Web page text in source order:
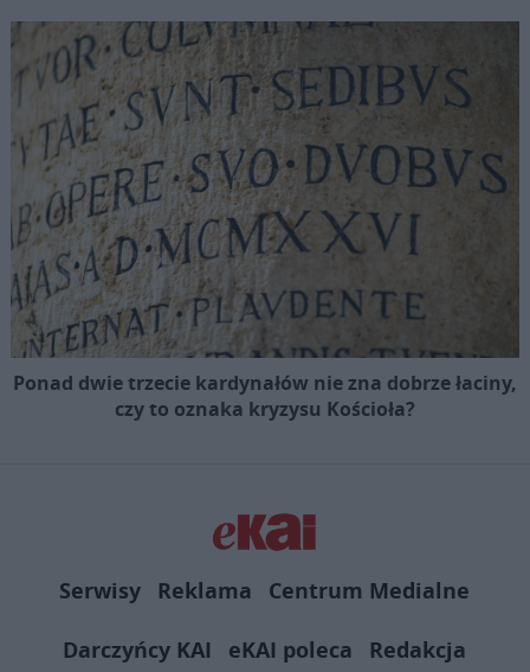
Ponad dwie trzecie kardynałów nie zna dobrze łaciny,
czy to oznaka kryzysu Kościoła?
Serwisy Reklama
Centrum Medialne
Darczyńcy KAI
eKAI poleca Redakcja